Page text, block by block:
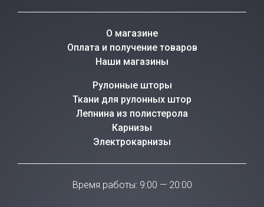
О магазине
Оплата и получение товаров
Наши магазины
Рулонные шторы
Ткани для рулонных штор
Лепнина из полистерола
Карнизы
Электрокарнизы
Время работы: 9:00 — 20:00